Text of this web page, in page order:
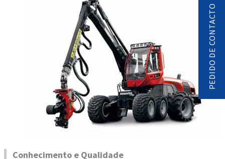
Conhecimento e Qualidade
PEDIDO DE CONTACTO